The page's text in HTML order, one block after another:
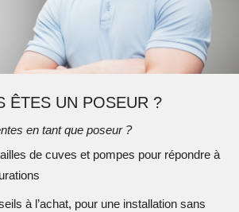
ÊTES UN POSEUR ?
en tant que poseur ?
de cuves et pompes pour répondre à
à l’achat, pour une installation sans